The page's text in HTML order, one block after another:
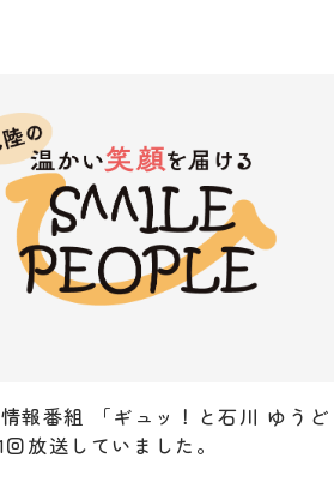
報番組 「ギュッ！と石川 ゆうど
放送していました。